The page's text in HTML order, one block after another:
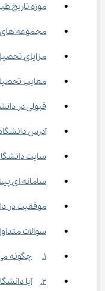
موزه تاریخ
مجموعه‌ های خوابگاهی
مزایای
معایب
قبولی در
آدرس
سایت
سامانه‌ ای پیشرفته برای آموزش مجازی
موفقیت در
سوالات
1.	چگونه می‌توانم در دانشگاه دولتی زنجان پذیرفته شوم؟
2.	آیا دانشگاه دولتی زنجان خوابگاه دارد؟